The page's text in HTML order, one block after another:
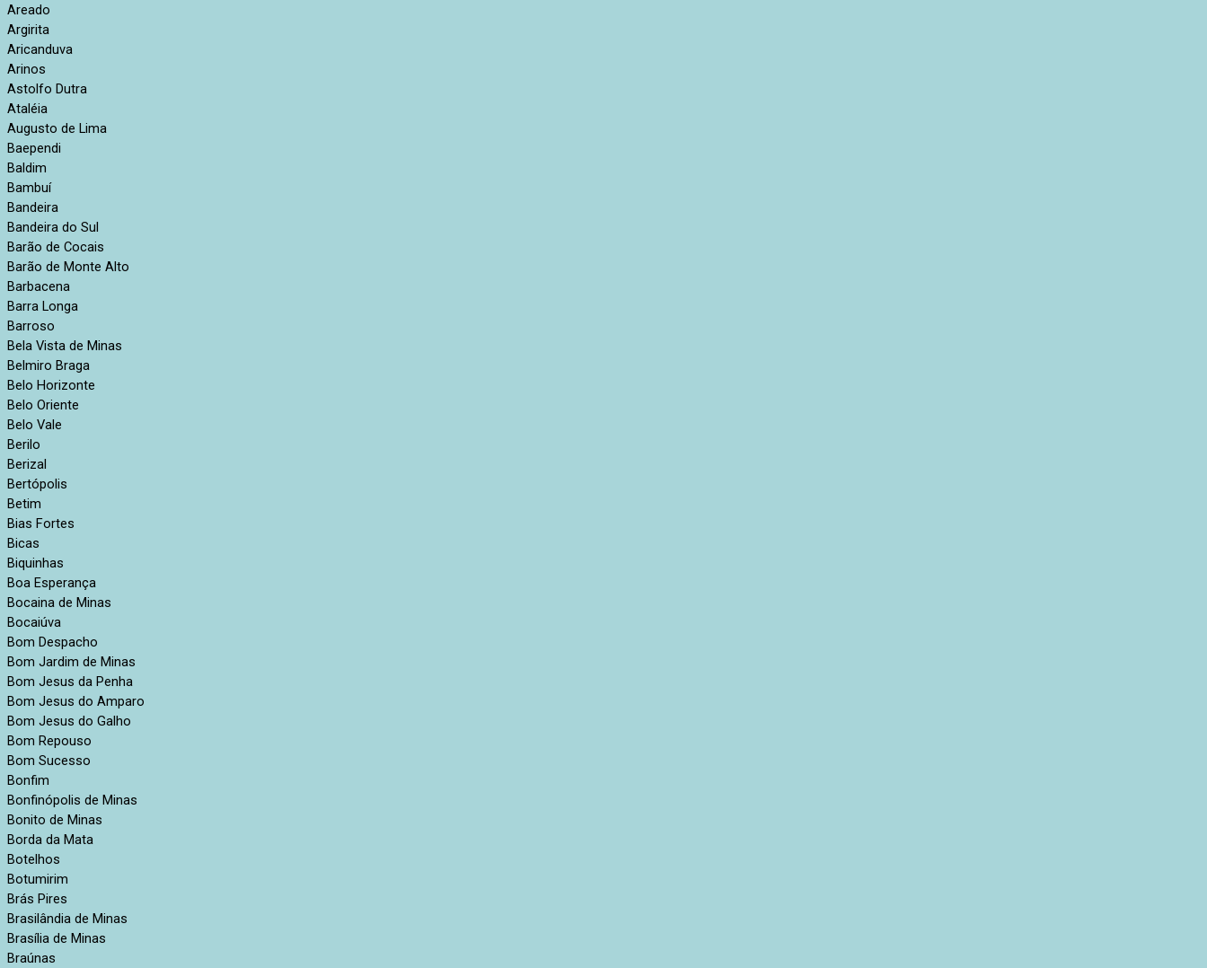
Areado
Argirita
Aricanduva
Arinos
Astolfo Dutra
Ataléia
Augusto de Lima
Baependi
Baldim
Bambuí
Bandeira
Bandeira do Sul
Barão de Cocais
Barão de Monte Alto
Barbacena
Barra Longa
Barroso
Bela Vista de Minas
Belmiro Braga
Belo Horizonte
Belo Oriente
Belo Vale
Berilo
Berizal
Bertópolis
Betim
Bias Fortes
Bicas
Biquinhas
Boa Esperança
Bocaina de Minas
Bocaiúva
Bom Despacho
Bom Jardim de Minas
Bom Jesus da Penha
Bom Jesus do Amparo
Bom Jesus do Galho
Bom Repouso
Bom Sucesso
Bonfim
Bonfinópolis de Minas
Bonito de Minas
Borda da Mata
Botelhos
Botumirim
Brás Pires
Brasilândia de Minas
Brasília de Minas
Braúnas